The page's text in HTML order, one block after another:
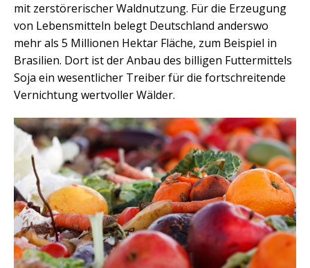
mit zerstörerischer Waldnutzung. Für die Erzeugung
von Lebensmitteln belegt Deutschland anderswo
mehr als 5 Millionen Hektar Fläche, zum Beispiel in
Brasilien. Dort ist der Anbau des billigen Futtermittels
Soja ein wesentlicher Treiber für die fortschreitende
Vernichtung wertvoller Wälder.